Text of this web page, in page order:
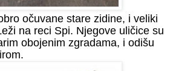
očuvane stare zidine, i veliki
na reci Spi. Njegove uličice su
obojenim zgradama, i odišu